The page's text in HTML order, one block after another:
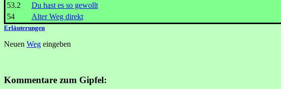
53.2
Du hast es so gewollt
54
Alter Weg direkt
Erläuterungen
Neuen Weg eingeben
Kommentare zum Gipfel: